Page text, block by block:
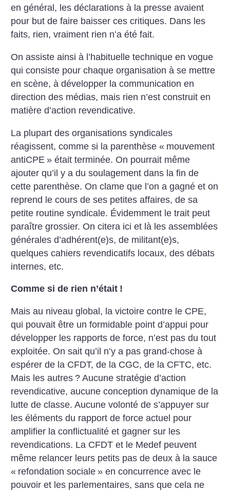
en général, les déclarations à la presse avaient
pour but de faire baisser ces critiques. Dans les
faits, rien, vraiment rien n’a été fait.
On assiste ainsi à l’habituelle technique en vogue
qui consiste pour chaque organisation à se mettre
en scène, à développer la communication en
direction des médias, mais rien n’est construit en
matière d’action revendicative.
La plupart des organisations syndicales
réagissent, comme si la parenthèse « mouvement
antiCPE » était terminée. On pourrait même
ajouter qu’il y a du soulagement dans la fin de
cette parenthèse. On clame que l’on a gagné et on
reprend le cours de ses petites affaires, de sa
petite routine syndicale. Évidemment le trait peut
paraître grossier. On citera ici et là les assemblées
générales d’adhérent(e)s, de militant(e)s,
quelques cahiers revendicatifs locaux, des débats
internes, etc.
Comme si de rien n’était !
Mais au niveau global, la victoire contre le CPE,
qui pouvait être un formidable point d’appui pour
développer les rapports de force, n’est pas du tout
exploitée. On sait qu’il n’y a pas grand-chose à
espérer de la CFDT, de la CGC, de la CFTC, etc.
Mais les autres ? Aucune stratégie d’action
revendicative, aucune conception dynamique de la
lutte de classe. Aucune volonté de s’appuyer sur
les éléments du rapport de force actuel pour
amplifier la conflictualité et gagner sur les
revendications. La CFDT et le Medef peuvent
même relancer leurs petits pas de deux à la sauce
« refondation sociale » en concurrence avec le
pouvoir et les parlementaires, sans que cela ne